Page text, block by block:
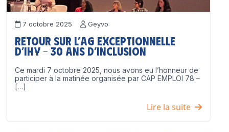
7 octobre 2025 Geyvo
Retour sur l’AG exceptionnelle
d’IHY – 30 ans d’inclusion
Ce mardi 7 octobre 2025, nous avons eu l’honneur de
participer à la matinée organisée par CAP EMPLOI 78 –
[…]
Lire la suite